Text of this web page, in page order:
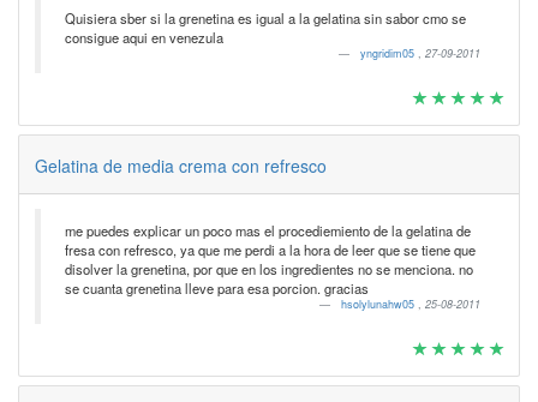
Quisiera sber si la grenetina es igual a la gelatina sin sabor cmo se
consigue aqui en venezula
yngridim05 , 27-09-2011
Gelatina de media crema con refresco
me puedes explicar un poco mas el procediemiento de la gelatina de
fresa con refresco, ya que me perdi a la hora de leer que se tiene que
disolver la grenetina, por que en los ingredientes no se menciona. no
se cuanta grenetina lleve para esa porcion. gracias
hsolylunahw05 , 25-08-2011